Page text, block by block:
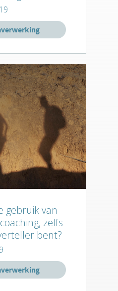
gebruik van
zelfs
bent?
Storytelling
Verhalen
Dingen
Onze tribe
Contact